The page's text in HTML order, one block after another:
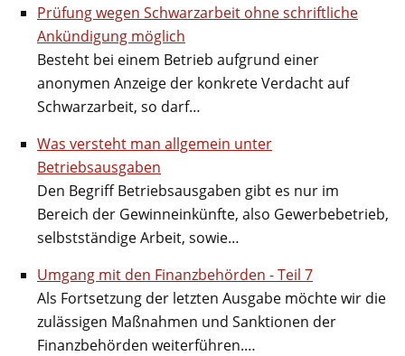
Prüfung wegen Schwarzarbeit ohne schriftliche
Ankündigung möglich
Besteht bei einem Betrieb aufgrund einer
anonymen Anzeige der konkrete Verdacht auf
Schwarzarbeit, so darf…
Was versteht man allgemein unter
Betriebsausgaben
Den Begriff Betriebsausgaben gibt es nur im
Bereich der Gewinneinkünfte, also Gewerbebetrieb,
selbstständige Arbeit, sowie…
Umgang mit den Finanzbehörden - Teil 7
Als Fortsetzung der letzten Ausgabe möchte wir die
zulässigen Maßnahmen und Sanktionen der
Finanzbehörden weiterführen.…